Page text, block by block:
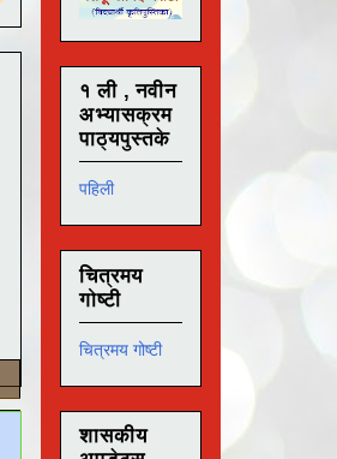
१ ली , नवीन
अभ्यासक्रम
पाठ्यपुस्तके
पहिली
चित्रमय
गोष्टी
चित्रमय गोष्टी
शासकीय